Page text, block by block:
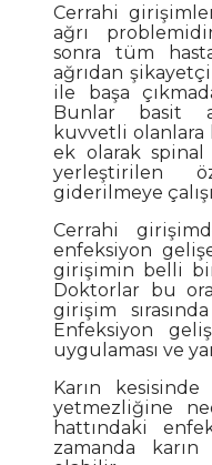
Cerrahi
ağrı
sonra tüm
ağrıdan
ile başa
Bunlar basit
kuvvetli olanlara
ek olarak spinal
yerleştirilen
giderilmeye
Cerrahi
enfeksiyon
girişimin belli bir
Doktorlar bu
girişim
Enfeksiyon
uygulaması ve
Karın
yetmezliğine
hattındaki
zamanda